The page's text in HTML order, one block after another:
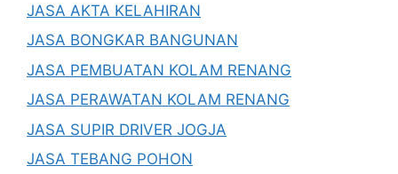
JASA AKTA KELAHIRAN
JASA BONGKAR BANGUNAN
JASA PEMBUATAN KOLAM RENANG
JASA PERAWATAN KOLAM RENANG
JASA SUPIR DRIVER JOGJA
JASA TEBANG POHON